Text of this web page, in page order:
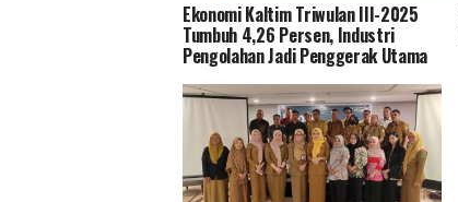
Ekonomi Kaltim Triwulan III-2025
Tumbuh 4,26 Persen, Industri
Pengolahan Jadi Penggerak Utama